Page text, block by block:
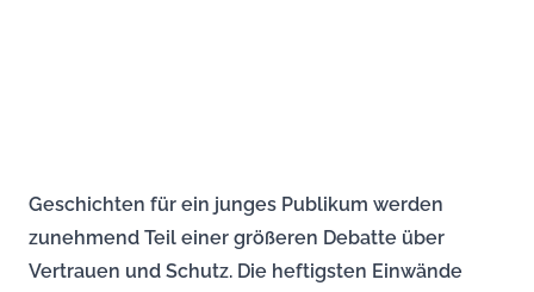
Geschichten für ein junges Publikum werden
zunehmend Teil einer größeren Debatte über
Vertrauen und Schutz. Die heftigsten Einwände